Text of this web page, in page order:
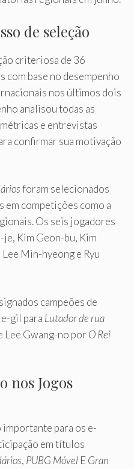
de seleção
criteriosa de 36
base no desempenho
nos últimos dois
analisou todas as
e entrevistas
confirmar sua motivação
foram selecionados
em competições como a
Os seis jogadores
Kim Geon-bu, Kim
Min-hyeong e Ryu
campeões de
gil para Lutador de rua
Lee Gwang-no por O Rei
nos Jogos
importante para os e-
em títulos
, PUBG Móvel EGran